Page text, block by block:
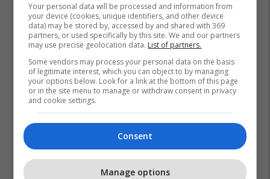
Kosst Kosovë Shqipëri Yuri Kim Ost Zrre
Your personal data will be processed and information from
your device (cookies, unique identifiers, and other device
data) may be stored by, accessed by and shared with 369
partners, or used specifically by this site. We and our partners
may use precise geolocation data. List of partners.
Some vendors may process your personal data on the basis
of legitimate interest, which you can object to by managing
your options below. Look for a link at the bottom of this page
or in the site menu to manage or withdraw consent in privacy
and cookie settings.
Consent
Manage options